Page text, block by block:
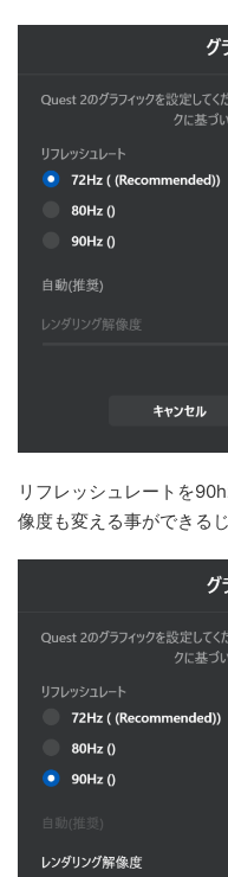
リフレッシュレートを
像度も変える事ができる